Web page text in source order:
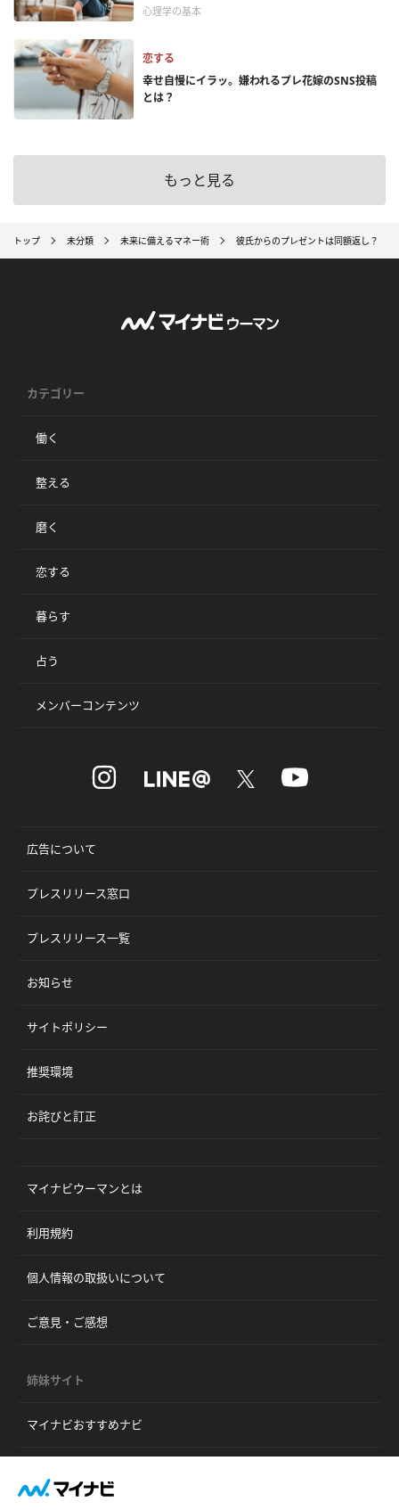
心理学の基本
恋する
幸せ自慢にイラッ。嫌われるプレ花嫁のSNS投稿
とは？
もっと見る
トップ 未分類 未来に備えるマネー術 彼氏からのプレゼントは同額返し？ 今
カテゴリー
働く
整える
磨く
恋する
暮らす
占う
メンバーコンテンツ
広告について
プレスリリース窓口
プレスリリース一覧
お知らせ
サイトポリシー
推奨環境
お詫びと訂正
マイナビウーマンとは
利用規約
個人情報の取扱いについて
ご意見・ご感想
姉妹サイト
マイナビおすすめナビ